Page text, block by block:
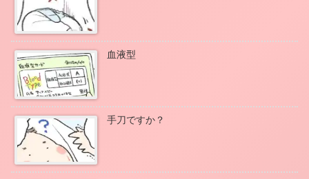
血液型
手刀ですか？